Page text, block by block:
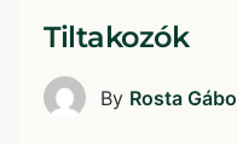
Tiltakozók
By Rosta